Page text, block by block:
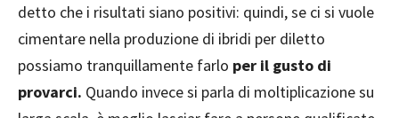
detto che i risultati siano positivi: quindi, se ci si vuole
cimentare nella produzione di ibridi per diletto
possiamo tranquillamente farlo per il gusto di
provarci. Quando invece si parla di moltiplicazione su